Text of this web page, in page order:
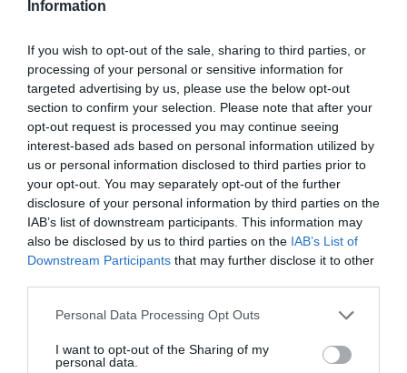
Information
If you wish to opt-out of the sale, sharing to third parties, or
processing of your personal or sensitive information for
targeted advertising by us, please use the below opt-out
section to confirm your selection. Please note that after your
opt-out request is processed you may continue seeing
interest-based ads based on personal information utilized by
us or personal information disclosed to third parties prior to
your opt-out. You may separately opt-out of the further
disclosure of your personal information by third parties on the
IAB’s list of downstream participants. This information may
also be disclosed by us to third parties on the IAB’s List of
Downstream Participants that may further disclose it to other
Personal Data Processing Opt Outs
I want to opt-out of the Sharing of my
personal data.
Ακολουθήστε το Culturenow.gr
Σχετικά Άρθρα
Mania The Abba
Tribute: Μια
The Magician’s
Farewell: Οι Uriah